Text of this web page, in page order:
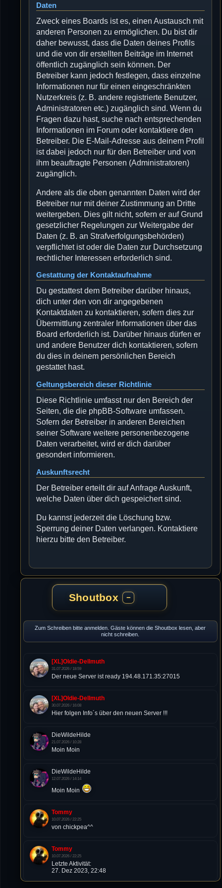
Daten
Zweck eines Boards ist es, einen Austausch mit
anderen Personen zu ermöglichen. Du bist dir
daher bewusst, dass die Daten deines Profils
und die von dir erstellten Beiträge im Internet
öffentlich zugänglich sein können. Der
Betreiber kann jedoch festlegen, dass einzelne
Informationen nur für einen eingeschränkten
Nutzerkreis (z. B. andere registrierte Benutzer,
Administratoren etc.) zugänglich sind. Wenn du
Fragen dazu hast, suche nach entsprechenden
Informationen im Forum oder kontaktiere den
Betreiber. Die E-Mail-Adresse aus deinem Profil
ist dabei jedoch nur für den Betreiber und von
ihm beauftragte Personen (Administratoren)
zugänglich.
Andere als die oben genannten Daten wird der
Betreiber nur mit deiner Zustimmung an Dritte
weitergeben. Dies gilt nicht, sofern er auf Grund
gesetzlicher Regelungen zur Weitergabe der
Daten (z. B. an Strafverfolgungsbehörden)
verpflichtet ist oder die Daten zur Durchsetzung
rechtlicher Interessen erforderlich sind.
Gestattung der Kontaktaufnahme
Du gestattest dem Betreiber darüber hinaus,
dich unter den von dir angegebenen
Kontaktdaten zu kontaktieren, sofern dies zur
Übermittlung zentraler Informationen über das
Board erforderlich ist. Darüber hinaus dürfen er
und andere Benutzer dich kontaktieren, sofern
du dies in deinem persönlichen Bereich
gestattet hast.
Geltungsbereich dieser Richtlinie
Diese Richtlinie umfasst nur den Bereich der
Seiten, die die phpBB-Software umfassen.
Sofern der Betreiber in anderen Bereichen
seiner Software weitere personenbezogene
Daten verarbeitet, wird er dich darüber
gesondert informieren.
Auskunftsrecht
Der Betreiber erteilt dir auf Anfrage Auskunft,
welche Daten über dich gespeichert sind.
Du kannst jederzeit die Löschung bzw.
Sperrung deiner Daten verlangen. Kontaktiere
hierzu bitte den Betreiber.
Shoutbox −
Zum Schreiben bitte anmelden. Gäste können die Shoutbox lesen, aber
nicht schreiben.
[XL]Oldie-Dellmuth
31.07.2026 / 18:59
Der neue Server ist ready 194.48.171.35:27015
[XL]Oldie-Dellmuth
30.07.2026 / 16:08
Hier folgen Info´s über den neuen Server !!!
DieWildeHilde
21.07.2026 / 10:28
Moin Moin
DieWildeHilde
12.07.2026 / 14:14
Moin Moin
Tommy
10.07.2026 / 22:25
von chickpea^^
Tommy
10.07.2026 / 22:25
Letzte Aktivität:
27. Dez 2023, 22:48